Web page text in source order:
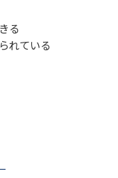
る
れている